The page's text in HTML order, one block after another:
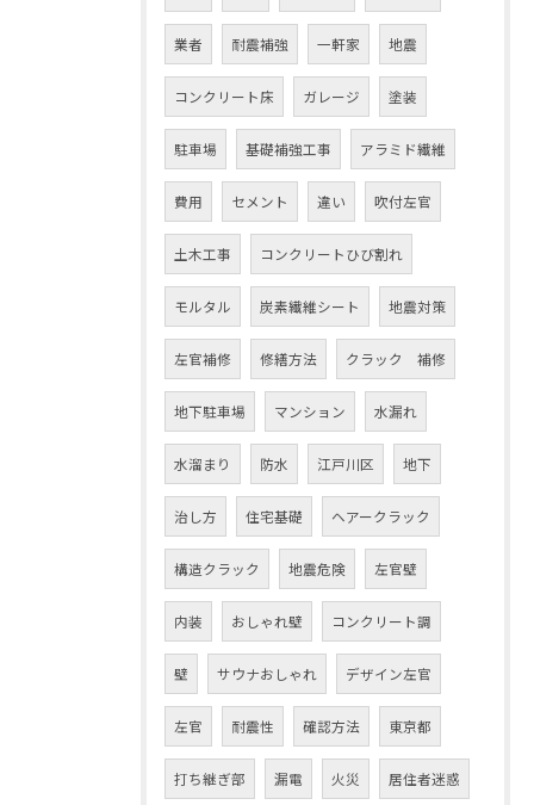
業者 耐震補強 一軒家 地震
コンクリート床 ガレージ 塗装
駐車場 基礎補強工事 アラミド繊維
費用 セメント 違い 吹付左官
土木工事 コンクリートひび割れ
モルタル 炭素繊維シート 地震対策
左官補修 修繕方法 クラック 補修
地下駐車場 マンション 水漏れ
水溜まり 防水 江戸川区 地下
治し方 住宅基礎 ヘアークラック
構造クラック 地震危険 左官壁
内装 おしゃれ壁 コンクリート調
壁 サウナおしゃれ デザイン左官
左官 耐震性 確認方法 東京都
打ち継ぎ部 漏電 火災 居住者迷惑